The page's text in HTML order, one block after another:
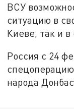
ВСУ
ситуацию в
Киеве, так и в
Россия с 24
народа